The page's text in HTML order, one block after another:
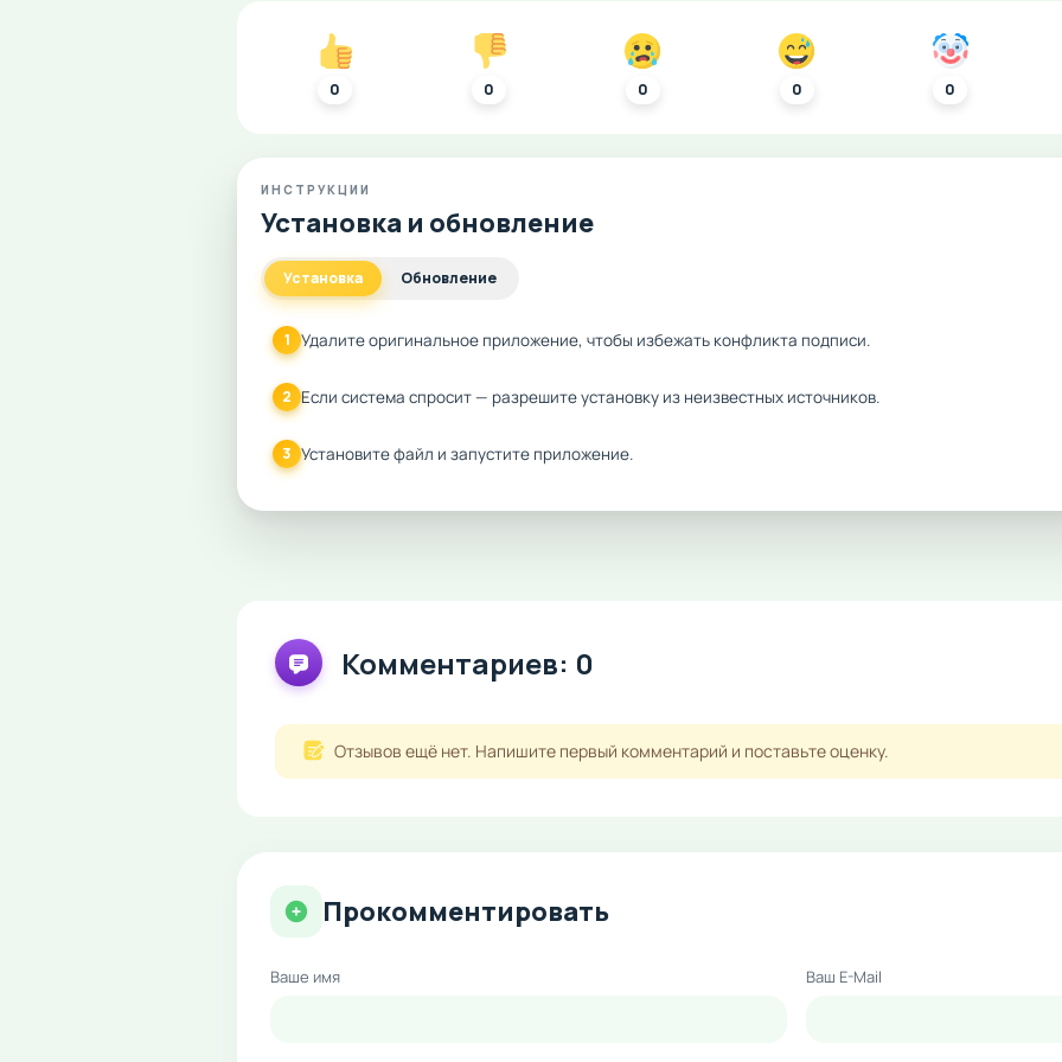
0 0 0 0 0
ИНСТРУКЦИИ
Установка и обновление
Установка Обновление
1 Удалите оригинальное приложение, чтобы избежать конфликта подписи.
2 Если система спросит — разрешите установку из неизвестных источников.
3 Установите файл и запустите приложение.
Комментариев: 0
Отзывов ещё нет. Напишите первый комментарий и поставьте оценку.
Прокомментировать
Ваше имя Ваш E-Mail